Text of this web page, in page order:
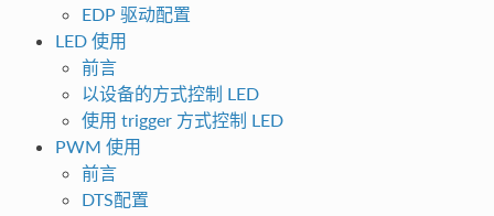
EDP 驱动配置
LED 使用
前言
以设备的方式控制 LED
使用 trigger 方式控制 LED
PWM 使用
前言
DTS配置